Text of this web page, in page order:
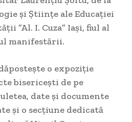
și Științe ale Educaţiei
”Al. I. Cuza” Iași, fiul al
manifestării.
o expoziție
bisericești de pe
date și documente
și o secțiune dedicată